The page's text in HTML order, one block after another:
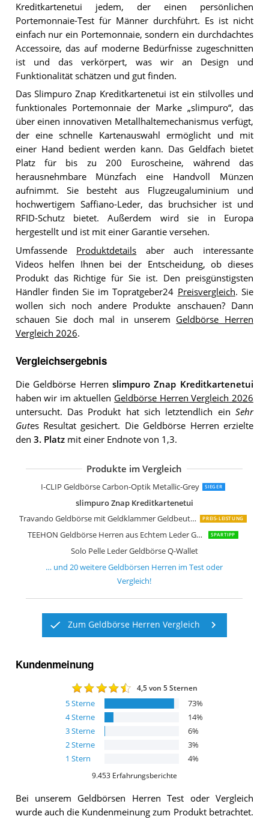
Kreditkartenetui jedem, der einen persönlichen
Portemonnaie-Test für Männer durchführt. Es ist nicht
einfach nur ein Portemonnaie, sondern ein durchdachtes
Accessoire, das auf moderne Bedürfnisse zugeschnitten
ist und das verkörpert, was wir an Design und
Funktionalität schätzen und gut finden.
Das Slimpuro Znap Kreditkartenetui ist ein stilvolles und
funktionales Portemonnaie der Marke „slimpuro“, das
über einen innovativen Metallhaltemechanismus verfügt,
der eine schnelle Kartenauswahl ermöglicht und mit
einer Hand bedient werden kann. Das Geldfach bietet
Platz für bis zu 200 Euroscheine, während das
herausnehmbare Münzfach eine Handvoll Münzen
aufnimmt. Sie besteht aus Flugzeugaluminium und
hochwertigem Saffiano-Leder, das bruchsicher ist und
RFID-Schutz bietet. Außerdem wird sie in Europa
hergestellt und ist mit einer Garantie versehen.
Umfassende Produktdetails aber auch interessante
Videos helfen Ihnen bei der Entscheidung, ob dieses
Produkt das Richtige für Sie ist. Den preisgünstigsten
Händler finden Sie im Topratgeber24 Preisvergleich. Sie
wollen sich noch andere Produkte anschauen? Dann
schauen Sie doch mal in unserem Geldbörse Herren
Vergleich 2026.
Vergleichsergebnis
Die Geldbörse Herren slimpuro Znap Kreditkartenetui
haben wir im aktuellen Geldbörse Herren Vergleich 2026
untersucht. Das Produkt hat sich letztendlich ein Sehr
Gutes Resultat gesichert. Die Geldbörse Herren erzielte
den 3. Platzmit einer Endnote von 1,3.
Produkte im Vergleich
I-CLIP Geldbörse Carbon-Optik Metallic-Grey SIEGER
slimpuro Znap Kreditkartenetui
Travando Geldbörse mit Geldklammer Geldbeutel Männer Helsinki Slim Portemonnaie
PREIS-LEISTUNG
TEEHON Geldbörse Herren aus Echtem Leder Geldbeutel Männer im Hochformat SPARTIPP
Solo Pelle Leder Geldbörse Q-Wallet
Znap Geldbörse Herren klein
SecWal Kartenetui mit Münzfach
Secrid Portemonnaie Slimwallet
DONBOLSO Wallety NextGen Leder I
GenTo Flaplet II Geldbörse
Bugatti Lima Geldbörse Herren Leder
camel active Münzbörse 128 702 20
TEEHON Herren-Geldbörse aus
camel active Melbourne Geldbörse
Fa.Volmer Ledergeldbörse Echtleder
Fa.Volmer Herren Leder Geldbörse
Herren Riegel Geldbörse aus Leder
BORZ Prime Maxus I
… und20weitereGeldbörsen Herren im Test oder
Vergleich!
Zum Geldbörse Herren Vergleich
Kundenmeinung
4,5von 5 Sternen
5Sterne 73%
4Sterne 14%
3Sterne 6%
2Sterne 3%
1 Stern 4%
9.453 Erfahrungsberichte
Bei unserem Geldbörsen Herren Test oder Vergleich
wurde auch die Kundenmeinung zum Produkt betrachtet.